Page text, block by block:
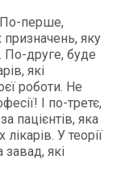
По-перше,
яку
По-друге, буде
які
роботи. Не
І по-третє,
пацієнтів, яка
У теорії
які